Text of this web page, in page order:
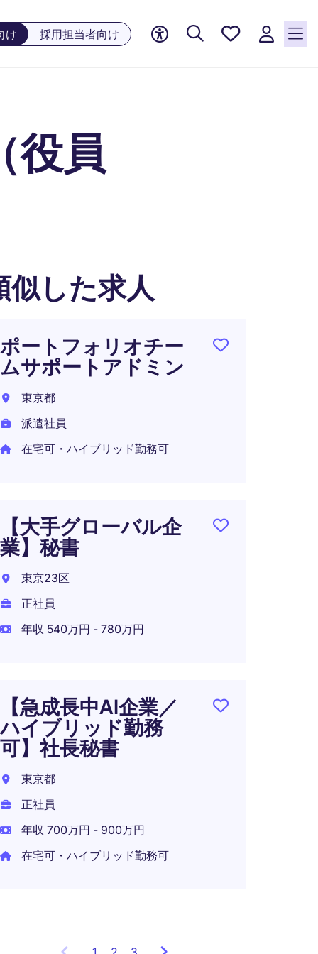
け 採用担当者向け
お気に
役員
似した求人
ポートフォリオチー
ムサポートアドミン
東京都
派遣社員
在宅可・ハイブリッド勤務可
【大手グローバル企
業】秘書
東京23区
正社員
年収 540万円 - 780万円
【急成長中AI企業／
ハイブリッド勤務
可】社長秘書
東京都
正社員
年収 700万円 - 900万円
在宅可・ハイブリッド勤務可